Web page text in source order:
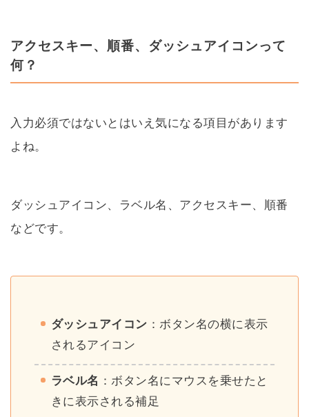
アクセスキー、順番、ダッシュアイコンって
何？
入力必須ではないとはいえ気になる項目があります
よね。
ダッシュアイコン、ラベル名、アクセスキー、順番
などです。
ダッシュアイコン ：ボタン名の横に表示
されるアイコン
ラベル名 ：ボタン名にマウスを乗せたと
きに表示される補足